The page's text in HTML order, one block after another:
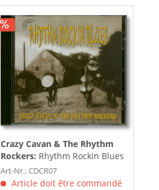
Crazy Cavan & The Rhythm
Rockers: Rhythm Rockin Blues
(CD, featuring Linda Gail...
Art-Nr.: CDCR07
Article doit être commandé